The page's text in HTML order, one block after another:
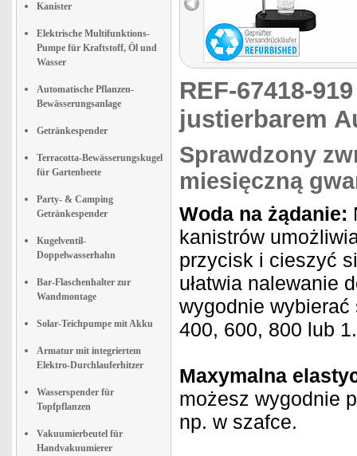
Kanister
Elektrische Multifunktions-
Pumpe für Kraftstoff, Öl und
Wasser
Automatische Pflanzen-
Bewässerungsanlage
Getränkespender
Terracotta-Bewässerungskugel
für Gartenbeete
Party- & Camping
Getränkespender
Kugelventil-
Doppelwasserhahn
Bar-Flaschenhalter zur
Wandmontage
Solar-Teichpumpe mit Akku
Armatur mit integriertem
Elektro-Durchlauferhitzer
Wasserspender für
Topfpflanzen
Vakuumierbeutel für
Handvakuumierer
REF-67418-
justierbarem
Sprawdzony
miesięczną
Woda na żądanie:
kanistrów
przycisk i cieszyć
ułatwia nalewanie
wygodnie
400, 600, 800 lub
Maxymalna
możesz wygodnie
np. w szafce.